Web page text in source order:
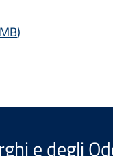
)
e degli